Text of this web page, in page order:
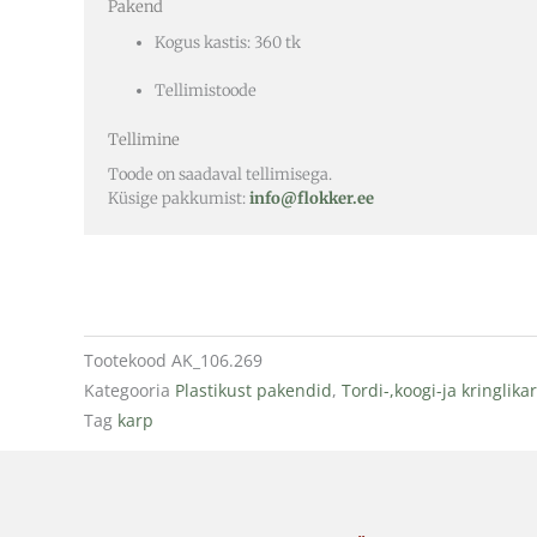
Pakend
Kogus kastis: 360 tk
Tellimistoode
Tellimine
Toode on saadaval tellimisega.
Küsige pakkumist:info@flokker.ee
Tootekood AK_106.269
Kategooria Plastikust pakendid, Tordi-,koogi-ja
Tag karp